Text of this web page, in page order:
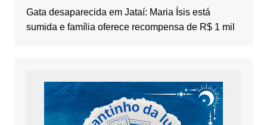
Gata desaparecida em Jataí: Maria Ísis está
sumida e família oferece recompensa de R$ 1 mil